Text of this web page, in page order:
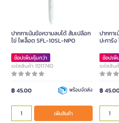
ปากกาเน้นข้อความลบได้ ส้มเปลือก
ไข่ ไพล็อต SFL-10SL-NPO
ช้อปเพิ่มคุ้มกว่า
รหัสสินค้า 1011740
฿ 45.00 พร้อมจัดส่ง
เพิ่มสินค้า
ปากกา
ปะการั
ช้อปเพิ่
รหัสสินค้
฿